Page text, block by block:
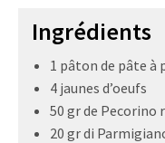
Ingrédients
1 pâton de pâte à
4 jaunes d’oeufs
50 gr de Pecorino
20 gr di